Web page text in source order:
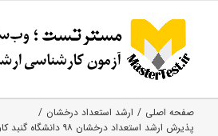
content
صفحه اصلی
ارشد استعداد درخشان
پذیرش ارشد استعداد درخشان ۹۸ دانشگاه گنبد کاووس